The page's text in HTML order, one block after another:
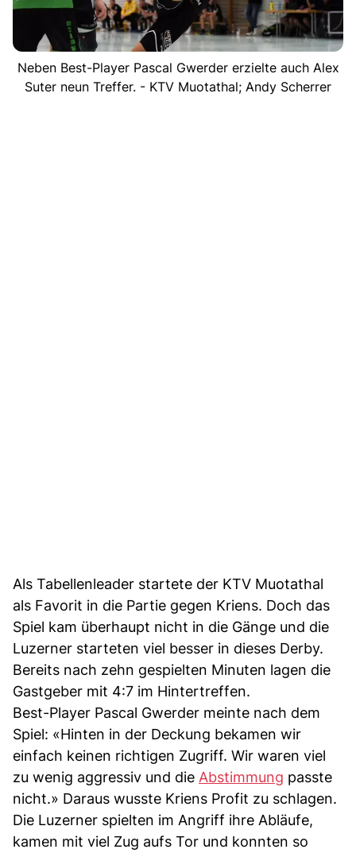
Neben Best-Player Pascal Gwerder erzielte auch Alex
Suter neun Treffer. - KTV Muotathal; Andy Scherrer
Als Tabellenleader startete der KTV Muotathal
als Favorit in die Partie gegen Kriens. Doch das
Spiel kam überhaupt nicht in die Gänge und die
Luzerner starteten viel besser in dieses Derby.
Bereits nach zehn gespielten Minuten lagen die
Gastgeber mit 4:7 im Hintertreffen.
Best-Player Pascal Gwerder meinte nach dem
Spiel: «Hinten in der Deckung bekamen wir
einfach keinen richtigen Zugriff. Wir waren viel
zu wenig aggressiv und die Abstimmung passte
nicht.» Daraus wusste Kriens Profit zu schlagen.
Die Luzerner spielten im Angriff ihre Abläufe,
kamen mit viel Zug aufs Tor und konnten so